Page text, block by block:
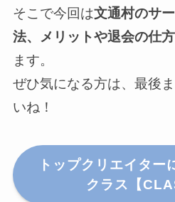
そこで今回は文通村のサ
法、メリットや退会の仕方
ます。
ぜひ気になる方は、最後
いね！
トップクリエイター
クラス【